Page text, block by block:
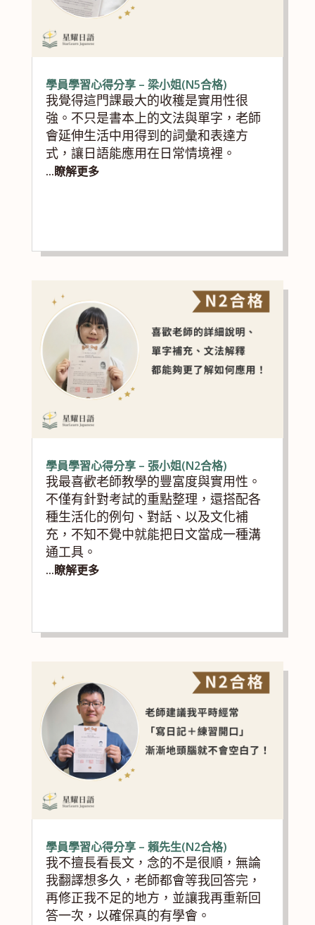
學員學習心得分享 – 梁小姐(N5合格)
我覺得這門課最大的收穫是實用性很
強。不只是書本上的文法與單字，老師
會延伸生活中用得到的詞彙和表達方
式，讓日語能應用在日常情境裡。
...瞭解更多
學員學習心得分享 – 張小姐(N2合格)
我最喜歡老師教學的豐富度與實用性。
不僅有針對考試的重點整理，還搭配各
種生活化的例句、對話、以及文化補
充，不知不覺中就能把日文當成一種溝
通工具。
...瞭解更多
學員學習心得分享 – 賴先生(N2合格)
我不擅長看長文，念的不是很順，無論
我翻譯想多久，老師都會等我回答完，
再修正我不足的地方，並讓我再重新回
答一次，以確保真的有學會。